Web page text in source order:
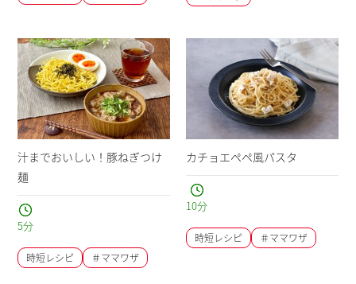
汁までおいしい！豚ねぎつけ
麺
5分
時短レシピ ＃ママワザ
カチョエペペ風パスタ
10分
時短レシピ ＃ママワザ